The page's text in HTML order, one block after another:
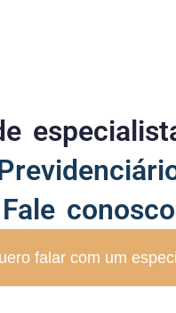
Fale
falar com um